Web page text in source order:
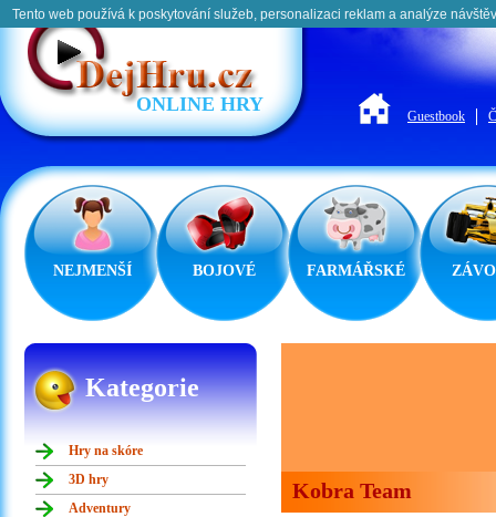
Tento web používá k poskytování služeb, personalizaci reklam a analýze
ONLINE HRY
Guestbook
NEJMENŠÍ BOJOVÉ FARMÁŘSKÉ
Kategorie
Hry na skóre
3D hry
Adventury
Kobra Team